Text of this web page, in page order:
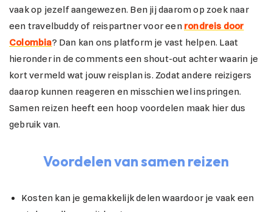
vaak op jezelf aangewezen. Ben jij daarom op zoek naar
een travelbuddy of reispartner voor een rondreis door
Colombia? Dan kan ons platform je vast helpen. Laat
hieronder in de comments een shout-out achter waarin je
kort vermeld wat jouw reisplan is. Zodat andere reizigers
daarop kunnen reageren en misschien wel inspringen.
Samen reizen heeft een hoop voordelen maak hier dus
gebruik van.
Voordelen van samen reizen
Kosten kan je gemakkelijk delen waardoor je vaak een